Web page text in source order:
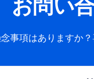
お問い
事項はありますか